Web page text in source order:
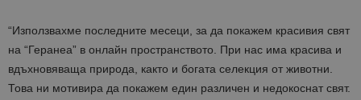
“Използвахме последните месеци, за да покажем красивия свят
на “Геранеа” в онлайн пространството. При нас има красива и
вдъхновяваща природа, както и богата селекция от животни.
Това ни мотивира да покажем един различен и недокоснат свят.